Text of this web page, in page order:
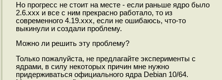
Но прогресс не стоит на месте - если раньше ядро было
2.6.xxx и все с ним прекрасно работало, то из
современного 4.19.xxx, если не ошибаюсь, что-то
выкинули и создали проблему.
Можно ли решить эту проблему?
Только пожалуйста, не предлагайте эксперименты с
ядрами, в силу некоторых причин мне нужно
придерживаться официального ядра Debian 10/64.